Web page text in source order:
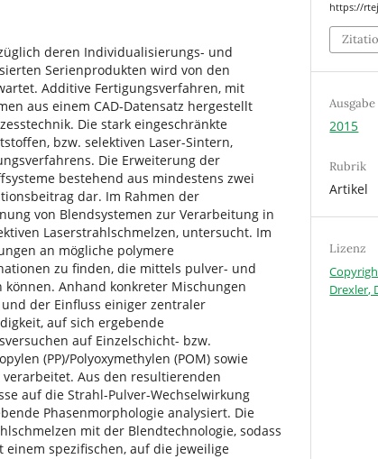
deren Individualisierungs- und
Serienprodukten wird von den
Additive Fertigungsverfahren, mit
aus einem CAD-Datensatz hergestellt
Die stark eingeschränkte
bzw. selektiven Laser-Sintern,
Die Erweiterung der
bestehend aus mindestens zwei
dar. Im Rahmen der
von Blendsystemen zur Verarbeitung in
Laserstrahlschmelzen, untersucht. Im
an mögliche polymere
zu finden, die mittels pulver- und
Anhand konkreter Mischungen
der Einfluss einiger zentraler
auf sich ergebende
auf Einzelschicht- bzw.
(PP)/Polyoxymethylen (POM) sowie
verarbeitet. Aus den resultierenden
auf die Strahl-Pulver-Wechselwirkung
Phasenmorphologie analysiert. Die
mit der Blendtechnologie, sodass
spezifischen, auf die jeweilige
https://
Ausgabe
2015
Rubrik
Artikel
Lizenz
Drexler,